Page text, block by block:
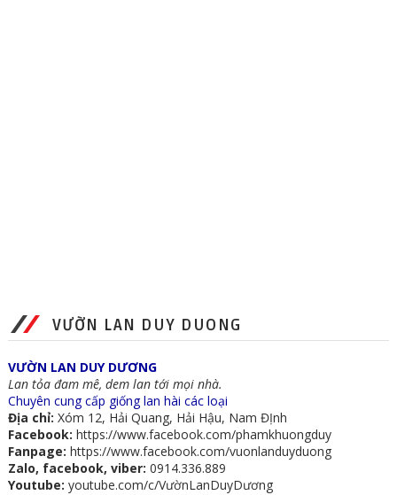
VƯỜN LAN DUY DUONG
VƯỜN LAN DUY DƯƠNG
Lan tỏa đam mê, dem lan tới mọi nhà.
Chuyên cung cấp giống lan hài các loại
Địa chỉ: Xóm 12, Hải Quang, Hải Hậu, Nam ĐỊnh
Facebook: https://www.facebook.com/phamkhuongduy
Fanpage: https://www.facebook.com/vuonlanduyduong
Zalo, facebook, viber: 0914.336.889
Youtube: youtube.com/c/VườnLanDuyDương